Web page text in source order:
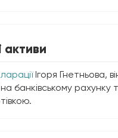
активи
Ігоря Гнетньова,
на банківському рахунку